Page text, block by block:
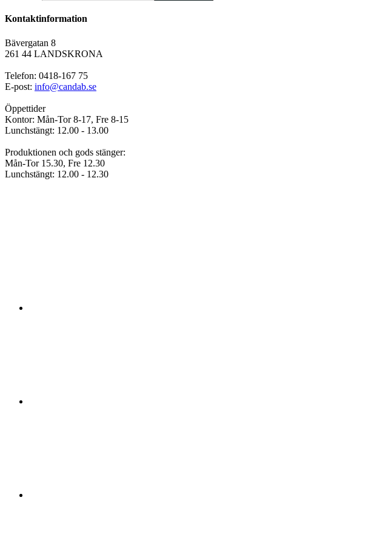
Kontaktinformation
Bävergatan 8
261 44 LANDSKRONA
Telefon: 0418-167 75
E-post: info@candab.se
Öppettider
Kontor: Mån-Tor 8-17, Fre 8-15
Lunchstängt: 12.00 - 13.00
Produktionen och gods stänger:
Mån-Tor 15.30, Fre 12.30
Lunchstängt: 12.00 - 12.30